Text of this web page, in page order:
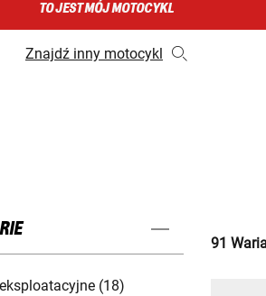
TO JEST MÓJ MOTOCYKL
Znajdź inny motocykl
(18)
91